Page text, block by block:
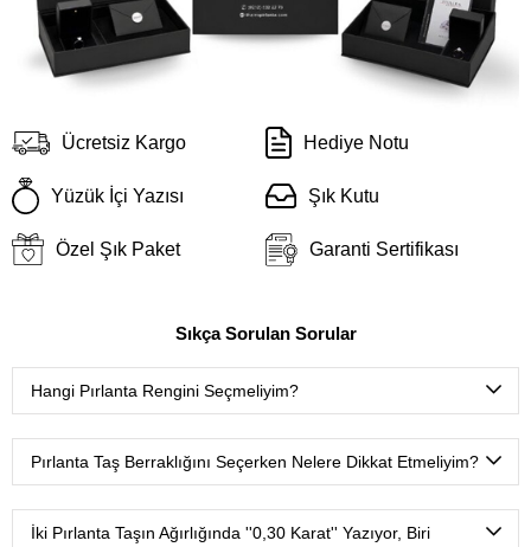
Ücretsiz Kargo Hediye Notu
Yüzük İçi Yazısı Şık Kutu
Özel Şık Paket Garanti Sertifikası
Sıkça Sorulan Sorular
Hangi Pırlanta Rengini Seçmeliyim?
D color(Çok nadir bulunan ekstra beyaz),E color(Nadir
bulunan ekstra beyaz),F color(Ekstra beyaz),G color
(Beyaz Plus),H color(Beyaz),I color(Çok hafif renkli
beyaz),J color(Hafif renkli beyaz),K color(Renkli beyaz),
L color(Çok renkli beyaz), M-Z color aralığı(Sarı, kahve,
Pırlanta Taş Berraklığını Seçerken Nelere Dikkat Etmeliyim?
FL-IF(Tertemiz, çok nadir bulunur.),VVS(Mikroskop
ortamında ancak uzmanlar tarafından görülebilecek çok
İki Pırlanta Taşın Ağırlığında ''0,30 Karat'' Yazıyor, Biri